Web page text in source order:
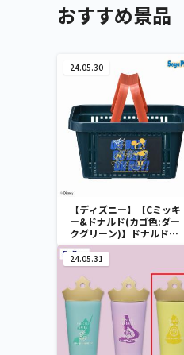
おすすめ景品
24.05.30
【ディズニー】【Cミッキ
ー&ドナルド(カゴ色:ダー
クグリーン)】ドナルドダ
ック ミニメッシュカゴ
24.05.31